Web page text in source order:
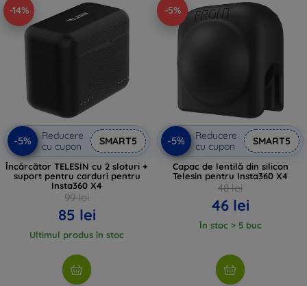
-14%
-5%
Reducere
cu cupon
SMART5
Încărcător TELESIN cu 2 sloturi +
suport pentru carduri pentru
Insta360 X4
99 lei
85 lei
Ultimul produs în stoc
-5%
-5%
Reducere
cu cupon
SMART5
Capac de lentilă din silicon
Telesin pentru Insta360 X4
48 lei
46 lei
În stoc > 5 buc